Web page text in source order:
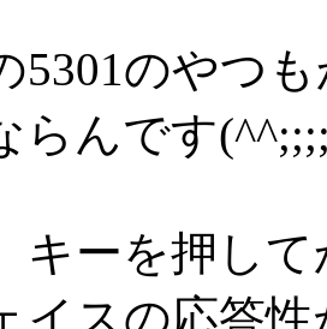
5301のやつ
らんです
キーを押し
イスの応答